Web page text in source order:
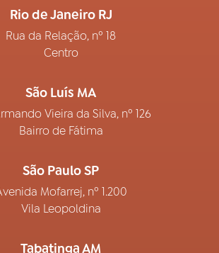
Rio de Janeiro RJ
Rua da Relação, nº 18
Centro
São Luís MA
Vieira da Silva, nº 126
Bairro de Fátima
São Paulo SP
Mofarrej, nº 1.200
Vila Leopoldina
Tabatinga AM